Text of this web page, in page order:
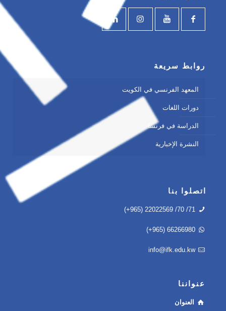
روابط سريعة
المعهد الفرنسي في الكويت
دورات اللغات
الدراسة في فرنسا
النشرة الإخبارية
اتصلوا بنا
(+965) 22022569 /70 /71
(+965) 66266980
info@ifk.edu.kw
عنواننا
العنوان